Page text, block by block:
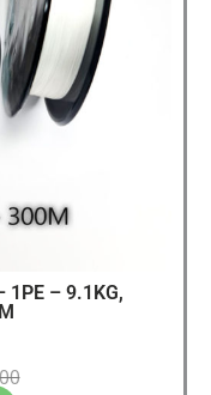
1PE – 9.1KG,